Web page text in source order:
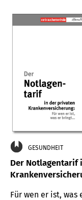
GESUNDHEIT
Der Notlagentarif
Für wen er ist,